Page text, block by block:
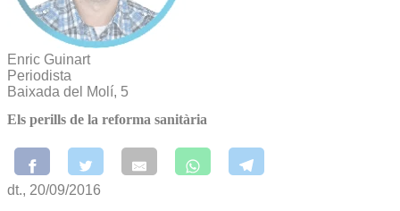
Enric Guinart
Periodista
Baixada del Molí, 5
Els perills de la reforma sanitària
dt., 20/09/2016